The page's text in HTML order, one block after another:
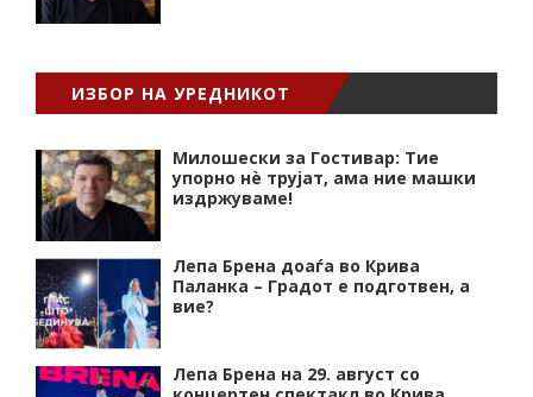
ИЗБОР НА УРЕДНИКОТ
Милошески за Гостивар: Тие
упорно нѐ трујат, ама ние машки
издржуваме!
Лепа Брена доаѓа во Крива
Паланка – Градот е подготвен, а
вие?
Лепа Брена на 29. август со